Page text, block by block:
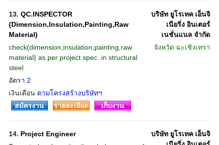
13. QC.INSPECTOR
(Dimension,Insulation,Painting,Raw
Material)
check(dimension,insulation,painting,raw
material) as per project spec. in structural
steel
อัตรา 2
เงินเดือน ตามโครงสร้างบริษัทฯ
บริษัท ยูโรเทค เอ็นจิ
เนียริ่ง อินเตอร์
เนชั่นแนล จำกัด
จังหวัด ฉะเชิงเทรา
สมัครงาน รายละเอียด เก็บงาน
14. Project Engineer
บริษัท ยูโรเทค เอ็นจิ